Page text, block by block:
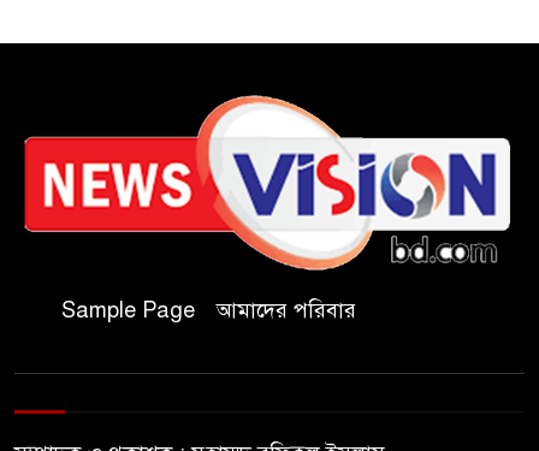
চকরিয়ায় ফাঁসিয়াখালী সরকারি
প্রাথমিক বিদ্যালয়ের ম্যানেজিং
কমিটির সভাপতি নির্বাচিত মো.
আবদুল আলিম
জুলাই আন্দোলন হয়েছিল
ফ্যাসিবাদী সমাজব্যবস্থার
Sample Page আমাদের পরিবার